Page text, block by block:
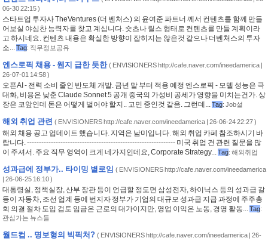
06-30 22:15 )
스타트업 투자사 TheVentures (더 벤처스) 의 윤여준 파트너 께서 컨텐츠를 함께 만들
어보실 야심찬 능력자를 찾고 계십니다. 숏츠나 릴스 형태로 컨텐츠를 만들 계획이라
고 하시네요. 컨텐츠 내용은 확실한 방향이 잡히지는 않은것 같으나 더벤처스의 투자
소...Tag: 직무정보공유
엔스로픽 채용 - 웬지 급한 듯한 ( ENVISIONERS http://cafe.naver.com/ineedamerica|
26-07-01 14:58 )
오픈AI - 전력 소비 줄인 반도체 개발. 금년 말 부터 적용 예정 엔스로픽 - 모델 성능은 극
대화, 비용은 낮춘 Claude Sonnet 5 공개 중국의 가성비 공세가 영향을 미치는건가. 상
장은 코앞인데 돈은 어떻게 벌어야 할지.. 고민 중인것 같음. 그런데...Tag: Job설
해외 취업 관련 ( ENVISIONERS http://cafe.naver.com/ineedamerica| 26-06-24 22:27 )
해외 채용 공고 업데이트 했습니다. 지역은 남미입니다. 해외 취업 카페 참조하시기 바
랍니다. -------------------------------------------------------------- 미국 취업 건 관련 질문을 많
이 주셔서. 주요 직무 영역이 크게 네가지인데요, Corporate Strategy...Tag: 해외취업
성과급에 정부가.. 타이밍 별로임 ( ENVISIONERS http://cafe.naver.com/ineedamerica
| 26-06-25 16:10 )
대통령실, 정책실장, 산부 장관 등이 언급할 정도면 삼성전자, 하이닉스 등의 성과급 갈
등이 자동차, 조선 업계 등에 번지자 정부가 기업의 대규모 성과급 지급 과정에 주주총
회 의결 절차 도입 검토 임금은 근로의 대가이지만, 영업 이익은 노동, 경영 활동...Tag:
관심가는 뉴스들
월드컵 .. 명보형의 빅픽처? ( ENVISIONERS http://cafe.naver.com/ineedamerica| 26-